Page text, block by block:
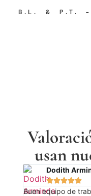
B.L. & P.T. –
usan
Dodith

Buen equipo de